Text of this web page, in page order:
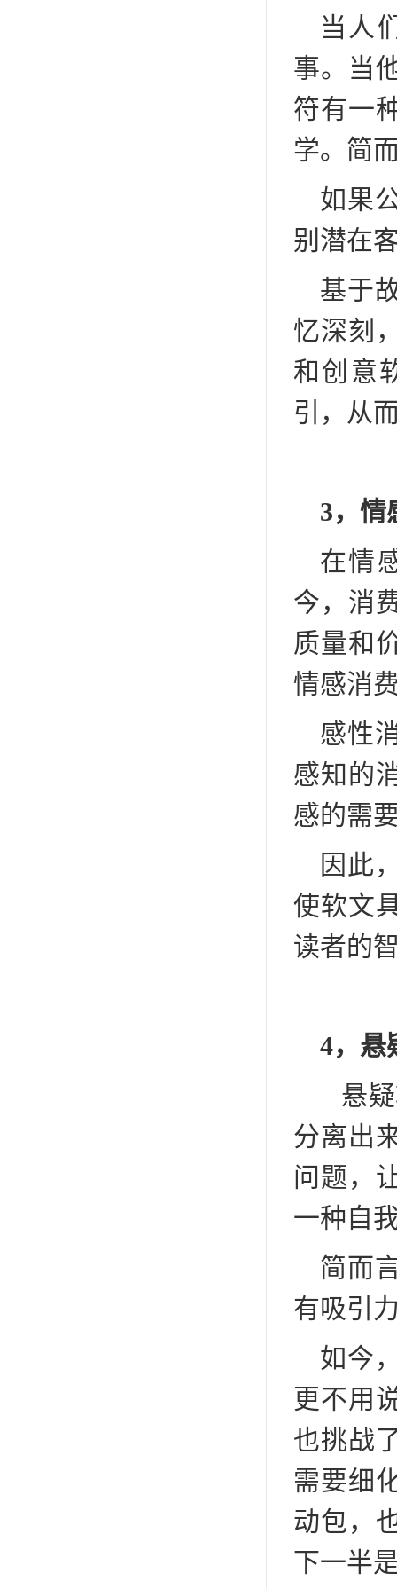
当人
事。当
符有一
学。简
如果
别潜在
基于
忆深刻
和创意
引，从
3，情
在情
今，消
质量和
情感消
感性
感知的
感的需
因此
使软文
读者的
4，悬
悬疑
分离出
问题，
一种自
简而
有吸引
如今
更不用
也挑战
需要细
动包，
下一半